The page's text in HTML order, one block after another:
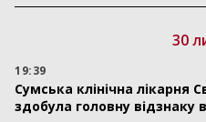
30
19:39
Сумська клінічна лікарня
здобула головну відзнаку